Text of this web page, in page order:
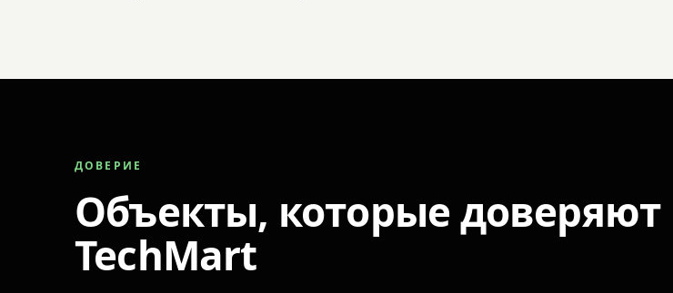
ДОВЕРИЕ
Объекты, которые доверяют
TechMart